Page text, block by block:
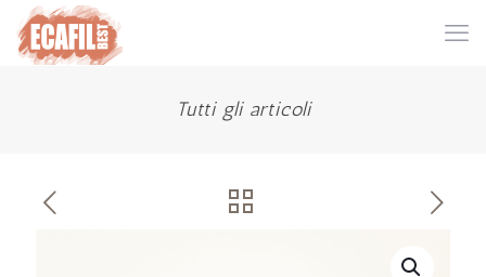
Tutti gli articoli